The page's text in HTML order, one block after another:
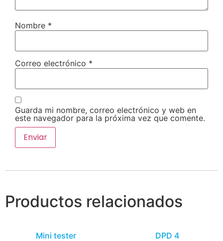
Nombre *
Correo electrónico *
Guarda mi nombre, correo electrónico y web en
este navegador para la próxima vez que comente.
Productos relacionados
Mini tester DPD 4